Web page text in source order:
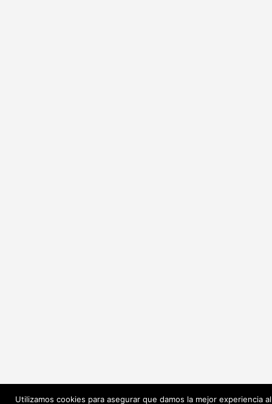
Utilizamos cookies para asegurar que damos la mejor